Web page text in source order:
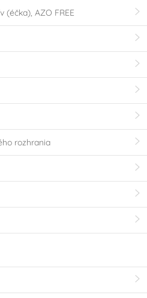
(éčka), AZO FREE
rozhrania